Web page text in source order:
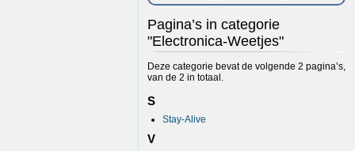
Pagina’s in categorie
"Electronica-Weetjes"
Deze categorie bevat de volgende 2 pagina’s,
van de 2 in totaal.
S
Stay-Alive
V